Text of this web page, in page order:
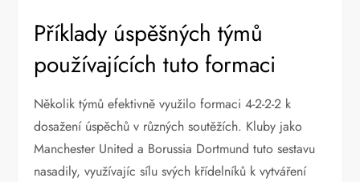
Příklady úspěšných týmů
používajících tuto formaci
Několik týmů efektivně využilo formaci 4-2-2-2 k
dosažení úspěchů v různých soutěžích. Kluby jako
Manchester United a Borussia Dortmund tuto sestavu
nasadily, využívajíc sílu svých křídelníků k vytváření